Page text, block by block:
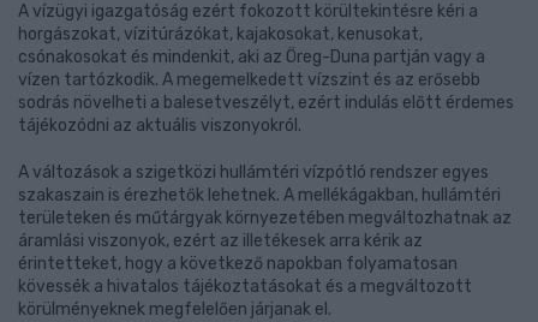
A vízügyi igazgatóság ezért fokozott körültekintésre kéri a
horgászokat, vízitúrázókat, kajakosokat, kenusokat,
csónakosokat és mindenkit, aki az Öreg-Duna partján vagy a
vízen tartózkodik. A megemelkedett vízszint és az erősebb
sodrás növelheti a balesetveszélyt, ezért indulás előtt érdemes
tájékozódni az aktuális viszonyokról.
A változások a szigetközi hullámtéri vízpótló rendszer egyes
szakaszain is érezhetők lehetnek. A mellékágakban, hullámtéri
területeken és műtárgyak környezetében megváltozhatnak az
áramlási viszonyok, ezért az illetékesek arra kérik az
érintetteket, hogy a következő napokban folyamatosan
kövessék a hivatalos tájékoztatásokat és a megváltozott
körülményeknek megfelelően járjanak el.